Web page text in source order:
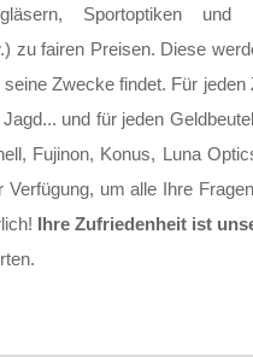
Sportoptiken und
fairen Preisen. Diese
Zwecke findet. Für
und für jeden
Fujinon, Konus, Luna
um alle Ihre
Ihre Zufriedenheit ist